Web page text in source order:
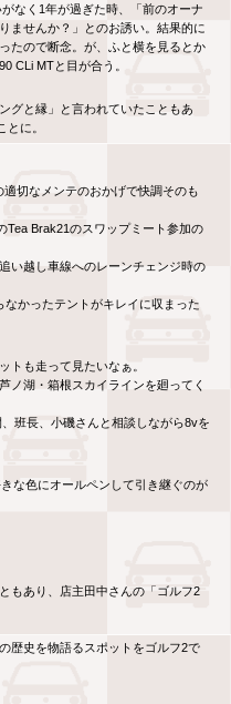
なく1年が過ぎた時、「前のオーナ
ませんか？」とのお誘い。結果的に
たので断念。が、ふと横を見るとか
CLi MTと目が合う。
グと縁」と言われていたこともあ
に。
切なメンテのおかげで快調そのも
Tea Brak21のスワップミート参加の
い越し車線へのレーンチェンジ時の
かったテントがキレイに収まった
トも走って見たいなぁ。
ノ湖・箱根スカイラインを廻ってく
班長、小磯さんと相談しながら8vを
な色にオールペンして引き継ぐのが
もあり、店主田中さんの「ゴルフ2
歴史を物語るスポットをゴルフ2で